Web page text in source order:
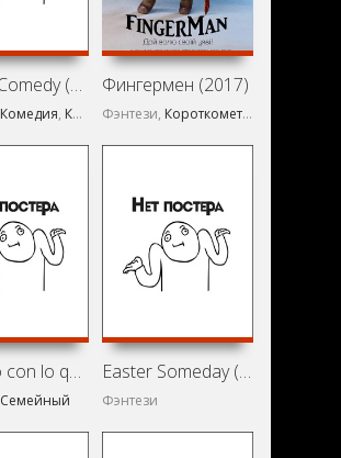
Before Comedy (1991)
Комедия, Короткометражка
Фингермен (2017)
Фэнтези, Короткометражка
Cuidado con lo que deseas (2021)
Семейный
Easter Someday (2021)
Фэнтези